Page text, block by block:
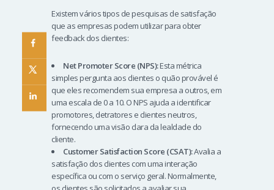
Existem vários tipos de pesquisas de satisfação
que as empresas podem utilizar para obter
feedback dos clientes:
Net Promoter Score (NPS):Esta métrica
simples pergunta aos clientes o quão provável é
que eles recomendem sua empresa a outros, em
uma escala de 0 a 10. O NPS ajuda a identificar
promotores, detratores e clientes neutros,
fornecendo uma visão clara da lealdade do
cliente.
Customer Satisfaction Score (CSAT):Avalia a
satisfação dos clientes com uma interação
específica ou com o serviço geral. Normalmente,